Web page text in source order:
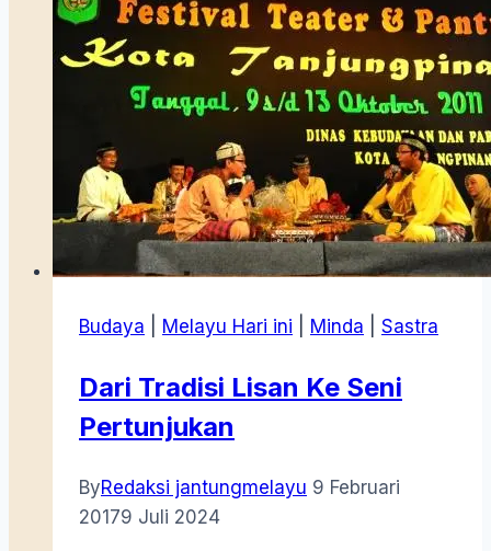
Pulau
(1883-
1979)
Budaya Melayu Hari ini Minda Sastra
Dari Tradisi Lisan Ke Seni
Pertunjukan
ByRedaksi jantungmelayu 9 Februari
20179 Juli 2024